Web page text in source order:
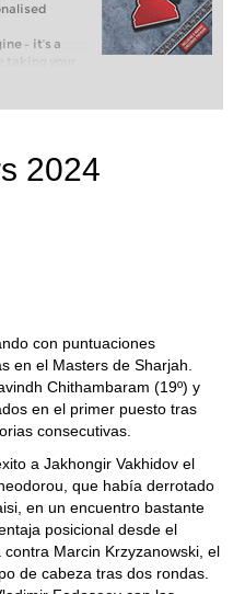
– it’s a
taking your
or already
you can
with a
2024
con puntuaciones
en el Masters de Sharjah.
Chithambaram (19º) y
en el primer puesto tras
consecutivas.
a Jakhongir Vakhidov el
que había derrotado
en un encuentro bastante
posicional desde el
Marcin Krzyzanowski, el
de cabeza tras dos rondas.